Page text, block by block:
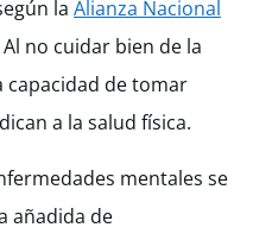
la Alianza Nacional
Al no cuidar bien de la
capacidad de tomar
a la salud física.
mentales se
añadida de